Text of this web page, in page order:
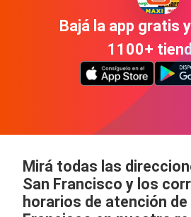
Bajá la app gratis
1100+
Mirá todas las
San Francisco y los
horarios de atención de